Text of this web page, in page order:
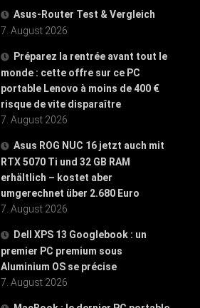
Asus-Router Test & Vergleich
7. August 2026
Préparez la rentrée avant tout le
monde : cette offre sur ce PC
portable Lenovo à moins de 400 €
risque de vite disparaître
7. August 2026
Asus ROG NUC 16 jetzt auch mit
RTX 5070 Ti und 32 GB RAM
erhältlich – kostet aber
umgerechnet über 2.680 Euro
7. August 2026
Dell XPS 13 Googlebook : un
premier PC premium sous
Aluminium OS se précise
7. August 2026